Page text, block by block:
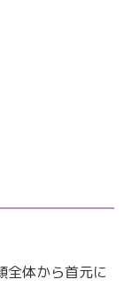
全体から首元に